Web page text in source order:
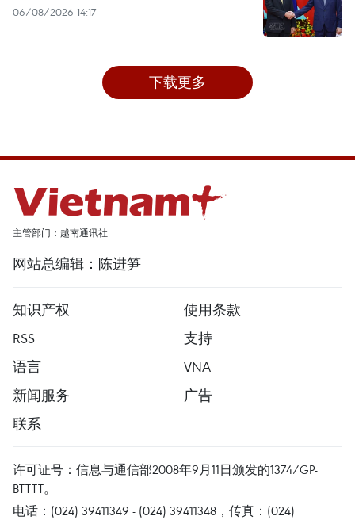
06/08/2026 14:17
下载更多
主管部门：越南通讯社
网站总编辑：陈进笋
知识产权
使用条款
RSS
支持
语言
VNA
新闻服务
广告
联系
许可证号：信息与通信部2008年9月11日颁发的1374/GP-
BTTTT。
电话：(024) 39411349 - (024) 39411348，传真：(024)